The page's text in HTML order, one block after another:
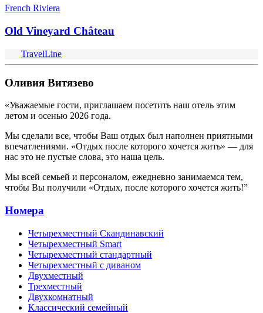
French Riviera
Old Vineyard Château
TravelLine
Оливия Витязево
«Уважаемые гости, приглашаем посетить наш отель этим
летом и осенью 2026 года.
Мы сделали все, чтобы Ваш отдых был наполнен приятными
впечатлениями. «Отдых после которого хочется жить» — для
нас это не пустые слова, это наша цель.
Мы всей семьей и персоналом, ежедневно занимаемся тем,
чтобы Вы получили «Отдых, после которого хочется жить!”
Номера
Четырехместный Скандинавский
Четырехместный Smart
Четырехместный стандартный
Четырехместный с диваном
Двухместный
Трехместный
Двухкомнатный
Классический семейный